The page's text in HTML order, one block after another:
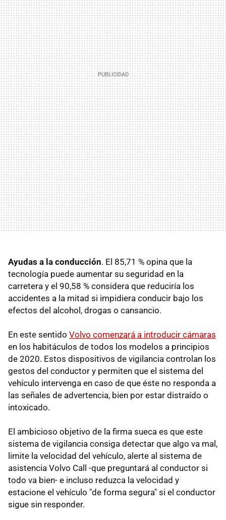
Ayudas a la conducción. El 85,71 % opina que la
tecnología puede aumentar su seguridad en la
carretera y el 90,58 % considera que reduciría los
accidentes a la mitad si impidiera conducir bajo los
efectos del alcohol, drogas o cansancio.
En este sentido Volvo comenzará a introducir cámaras
en los habitáculos de todos los modelos a principios
de 2020. Estos dispositivos de vigilancia controlan los
gestos del conductor y permiten que el sistema del
vehículo intervenga en caso de que éste no responda a
las señales de advertencia, bien por estar distraído o
intoxicado.
El ambicioso objetivo de la firma sueca es que este
sistema de vigilancia consiga detectar que algo va mal,
limite la velocidad del vehículo, alerte al sistema de
asistencia Volvo Call -que preguntará al conductor si
todo va bien- e incluso reduzca la velocidad y
estacione el vehículo "de forma segura" si el conductor
sigue sin responder.